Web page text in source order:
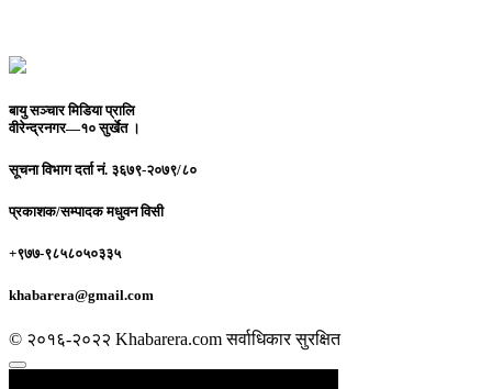
बायु सञ्चार मिडिया प्रालि
वीरेन्द्रनगर—१० सुर्खेत ।
सूचना विभाग दर्ता नं. ३६७९-२०७९/८०
प्रकाशक/सम्पादकमधुवन विसी
+९७७-९८५८०५०३३५
khabarera@gmail.com
© २०१६-२०२२ Khabarera.com सर्वाधिकार सुरक्षित